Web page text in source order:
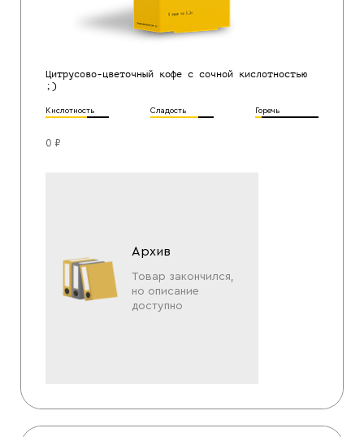
Цитрусово-цветочный кофе с сочной кислотностью
;)
Кислотность Сладость Горечь
0 ₽
Архив
Товар закончился,
но описание
доступно